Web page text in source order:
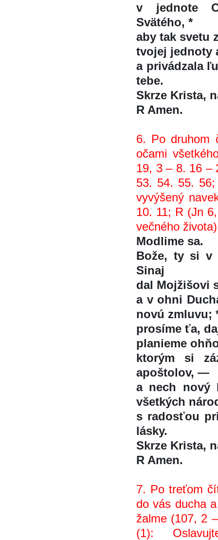
v jednote
Svätého, *
aby tak svetu
tvojej jednoty
a privádzala
tebe.
Skrze Krista,
R Amen.
6. Po druhom
očami
19, 3 – 8. 16 –
53. 54. 55.
vyvýšený
10. 11; R (Jn
večného
Modlime sa.
Bože, ty si v
Sinaj
dal Mojžišovi
a v ohni
novú zmluvu;
prosíme ťa,
planieme
ktorým si
apoštolov, —
a nech nový
všetkých
s radosťou
lásky.
Skrze Krista,
R Amen.
7. Po treťom
do vás ducha
žalme (107, 2
(1):